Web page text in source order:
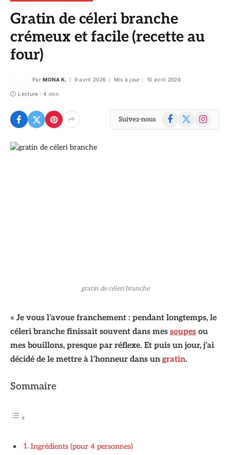
Gratin de céleri branche
crémeux et facile (recette au
four)
Par MONA K. 9 avril 2026 Mis à jour : 10 avril 2026
Lecture : 4 min
Suivez-nous Facebook
X
Instagram
gratin de céleri branche
« Je vous l’avoue franchement : pendant longtemps, le
céleri branche finissait souvent dans mes soupes ou
mes bouillons, presque par réflexe. Et puis un jour, j’ai
décidé de le mettre à l’honneur dans un gratin.
Sommaire
Ingrédients (pour 4 personnes)